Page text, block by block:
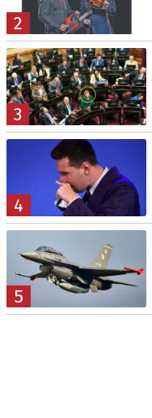
2
3
4
5